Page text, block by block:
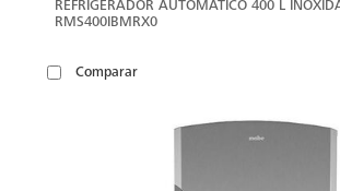
REFRIGERADOR AUTOMATICO 400 L
RMS400IBMRX0
Comparar